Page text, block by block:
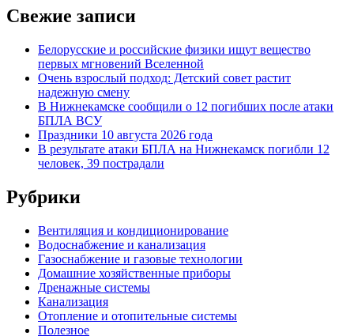
Свежие записи
Белорусские и российские физики ищут вещество
первых мгновений Вселенной
Очень взрослый подход: Детский совет растит
надежную смену
В Нижнекамске сообщили о 12 погибших после атаки
БПЛА ВСУ
Праздники 10 августа 2026 года
В результате атаки БПЛА на Нижнекамск погибли 12
человек, 39 пострадали
Рубрики
Вентиляция и кондиционирование
Водоснабжение и канализация
Газоснабжение и газовые технологии
Домашние хозяйственные приборы
Дренажные системы
Канализация
Отопление и отопительные системы
Полезное